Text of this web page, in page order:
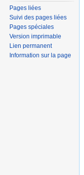
Pages liées
Suivi des pages liées
Pages spéciales
Version imprimable
Lien permanent
Information sur la page